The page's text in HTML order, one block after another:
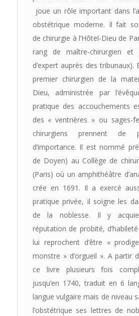
joue un rôle important dans
obstétrique moderne. Il fait
de chirurgie à l’Hôtel-Dieu de
rang de maître-chirurgien et
d’expert auprès des tribunaux).
premier chirurgien de la
Dieu, administrée par
pratique des accouchements
des « ventrières » ou sages-
chirurgiens prennent
d’importance. Il est nommé
de Doyen) au Collège de
(Paris) où un amphithéâtre
crée en 1691. Il a exercé
pratique privée, il soigne les
de la noblesse. Il y
réputation de probité,
lui reprochent d’être «
monstre » d’orgueil ». A partir
ce livre plusieurs fois
jusqu’en 1740, traduit en 6
langue vulgaire mais de niveau
l’obstétrique ses lettres de